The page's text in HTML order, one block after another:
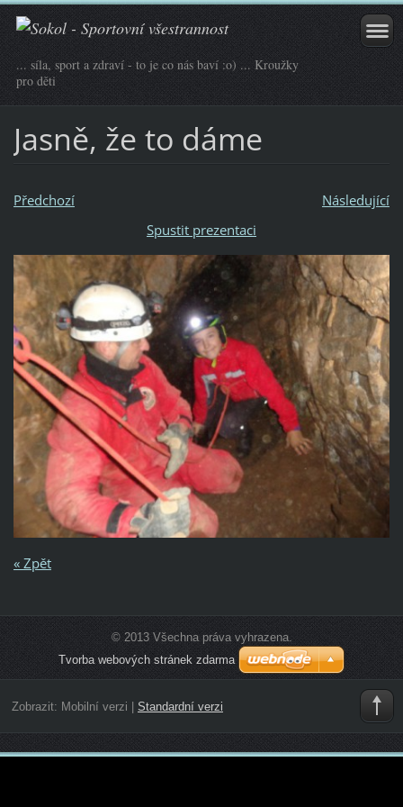
... síla, sport a zdraví - to je co nás baví :o) ... Kroužky
pro děti
Jasně, že to dáme
Předchozí
Následující
Spustit prezentaci
« Zpět
© 2013 Všechna práva vyhrazena.
Tvorba webových stránek zdarma
Zobrazit: Mobilní verzi Standardní verzi